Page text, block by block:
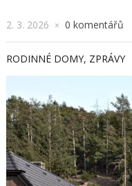
2. 3. 2026 × 0 komentářů
RODINNÉ DOMY, ZPRÁVY